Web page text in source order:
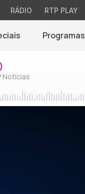
RÁDIO RTP PLAY
Programas
Notícias